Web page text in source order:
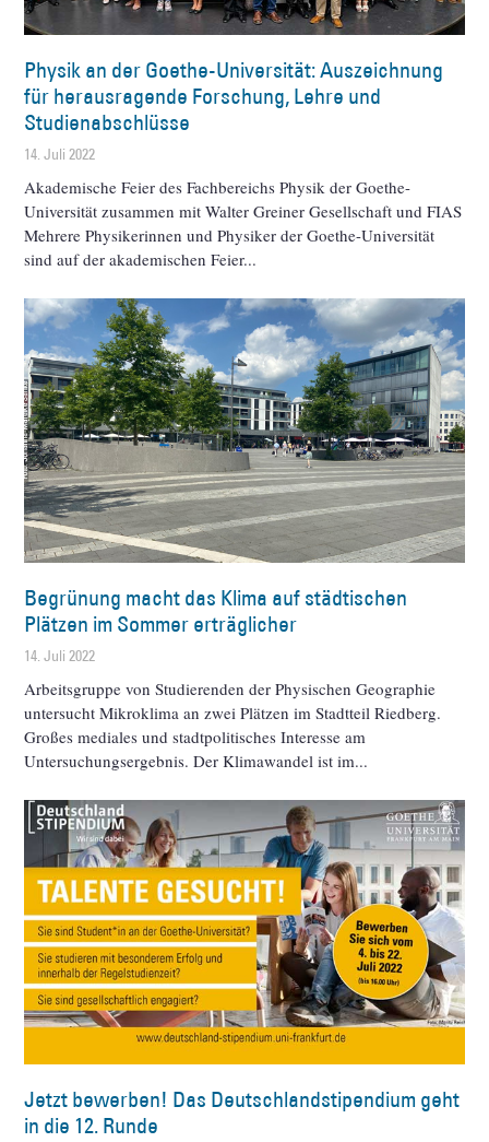
Physik an der Goethe-Universität: Auszeichnung
für herausragende Forschung, Lehre und
Studienabschlüsse
14. Juli 2022
Akademische Feier des Fachbereichs Physik der Goethe-
Universität zusammen mit Walter Greiner Gesellschaft und FIAS
Mehrere Physikerinnen und Physiker der Goethe-Universität
sind auf der akademischen Feier
Begrünung macht das Klima auf städtischen
Plätzen im Sommer erträglicher
14. Juli 2022
Arbeitsgruppe von Studierenden der Physischen Geographie
untersucht Mikroklima an zwei Plätzen im Stadtteil Riedberg.
Großes mediales und stadtpolitisches Interesse am
Untersuchungsergebnis. Der Klimawandel ist im
Jetzt bewerben! Das Deutschlandstipendium geht
in die 12. Runde